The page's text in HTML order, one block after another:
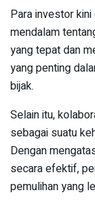
Para investor
mendalam
yang tepat dan
yang penting
bijak.
Selain itu,
sebagai suatu
Dengan
secara efektif,
pemulihan yang